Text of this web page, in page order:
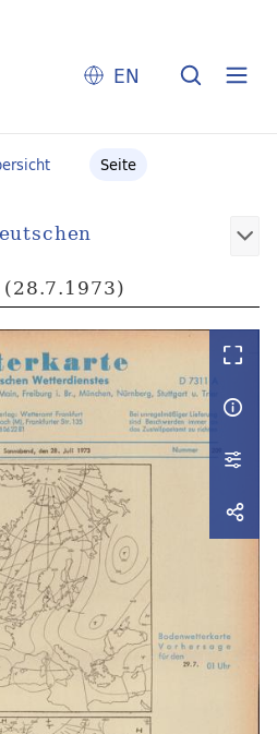
EN
Seite